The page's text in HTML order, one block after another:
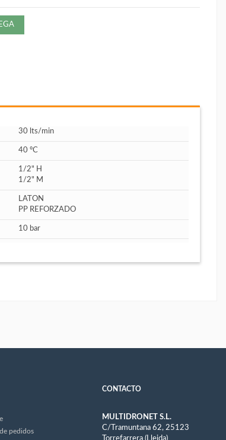
30 lts/min
40 ºC
1/2" H
1/2" M
LATON
PP REFORZADO
10 bar
pedidos
CONTACTO
MULTIDRONET S.L.
C/Tramuntana 62, 25123
Torrefarrera (Lleida)